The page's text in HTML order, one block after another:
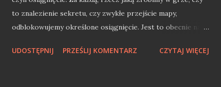
to znalezienie sekretu, czy zwykłe przejście mapy,
odblokowujemy określone osiągnięcie. Jest to obecnie na
osiągnięciami wśród znajomych w systemie w jakim gramy,
UDOSTĘPNIJ PRZEŚLIJ KOMENTARZ CZYTAJ WIĘCEJ